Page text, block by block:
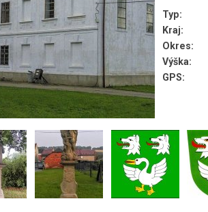
Typ:
Kraj:
Okres:
Výška:
GPS: